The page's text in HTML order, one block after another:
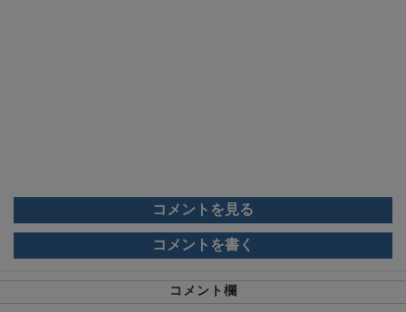
コメントを見る
コメントを書く
コメント欄